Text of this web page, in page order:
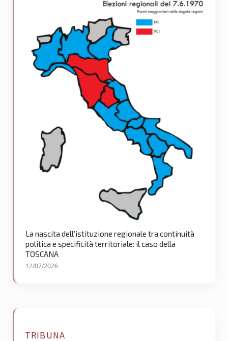
La nascita dell’istituzione regionale tra continuità
politica e specificità territoriale: il caso della
TOSCANA
12/07/2026
TRIBUNA